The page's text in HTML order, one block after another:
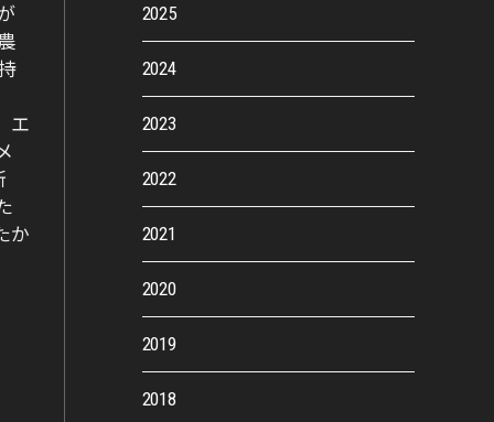
エ
か
2025
2024
2023
2022
2021
2020
2019
2018